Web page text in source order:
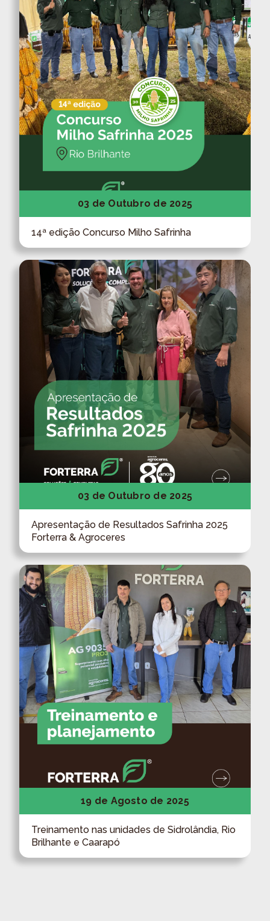
03 de Outubro de 2025
14ª edição Concurso Milho Safrinha
03 de Outubro de 2025
Apresentação de Resultados Safrinha 2025
Forterra & Agroceres
19 de Agosto de 2025
Treinamento nas unidades de Sidrolândia, Rio
Brilhante e Caarapó